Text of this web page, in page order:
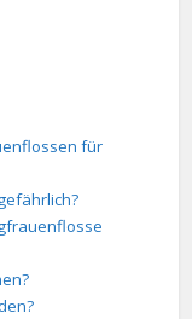
für